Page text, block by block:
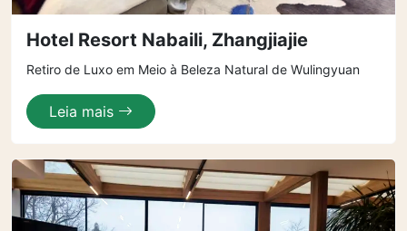
Hotel Resort Nabaili, Zhangjiajie
Retiro de Luxo em Meio à Beleza Natural de Wulingyuan
Leia mais